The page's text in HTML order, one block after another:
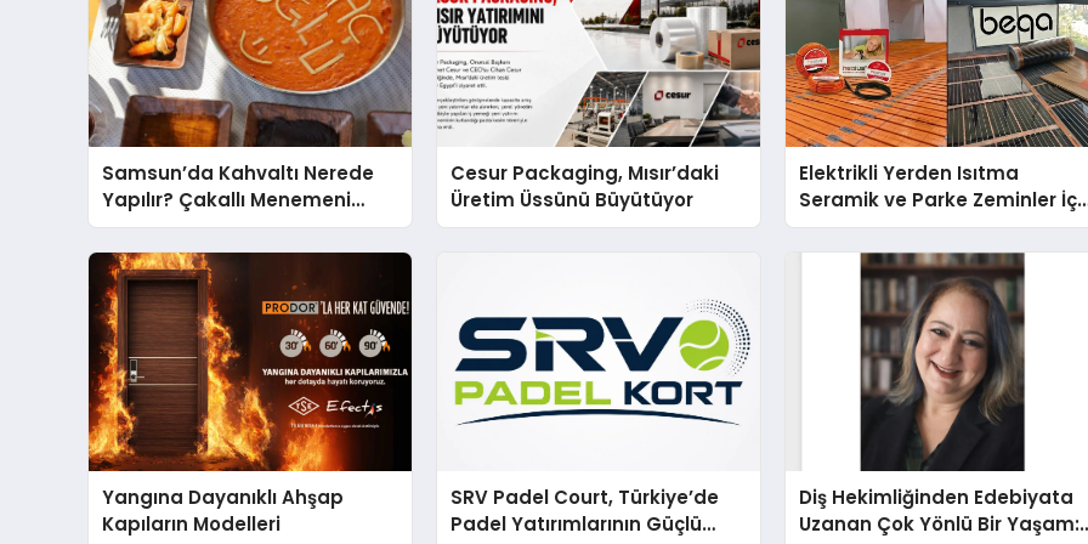
Samsun’da Kahvaltı Nerede
Yapılır? Çakallı Menemeni
Önerileri
Cesur Packaging, Mısır’daki
Üretim Üssünü Büyütüyor
Elektrikli Yerden Isıtma
Seramik ve Parke Zeminler
En Verimli Çözümler
Yangına Dayanıklı Ahşap
Kapıların Modelleri
SRV Padel Court, Türkiye’de
Padel Yatırımlarının Güçlü
Diş Hekimliğinden Edebiyata
Uzanan Çok Yönlü Bir Yaşam: